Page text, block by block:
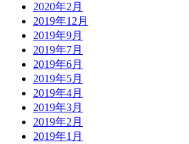
2020年2月
2019年12月
2019年9月
2019年7月
2019年6月
2019年5月
2019年4月
2019年3月
2019年2月
2019年1月